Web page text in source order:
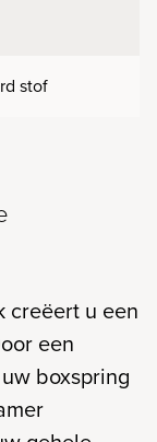
stof
creëert u een
een
boxspring